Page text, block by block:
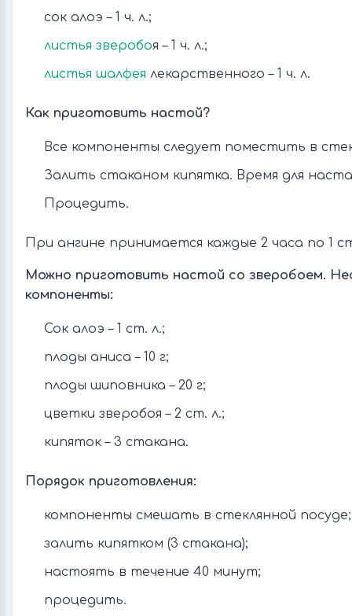
сок алоэ – 1 ч. л.;
листья зверобоя – 1 ч. л.;
листья шалфея лекарственного – 1 ч. л.
Как приготовить настой?
Все компоненты следует поместить в
Залить стаканом кипятка. Время для
Процедить.
При ангине принимается каждые 2 часа по 1
Можно приготовить настой со зверобоем.
компоненты:
Сок алоэ – 1 ст. л.;
плоды аниса – 10 г;
плоды шиповника – 20 г;
цветки зверобоя – 2 ст. л.;
кипяток – 3 стакана.
Порядок приготовления:
компоненты смешать в стеклянной посуде;
залить кипятком (3 стакана);
настоять в течение 40 минут;
процедить.